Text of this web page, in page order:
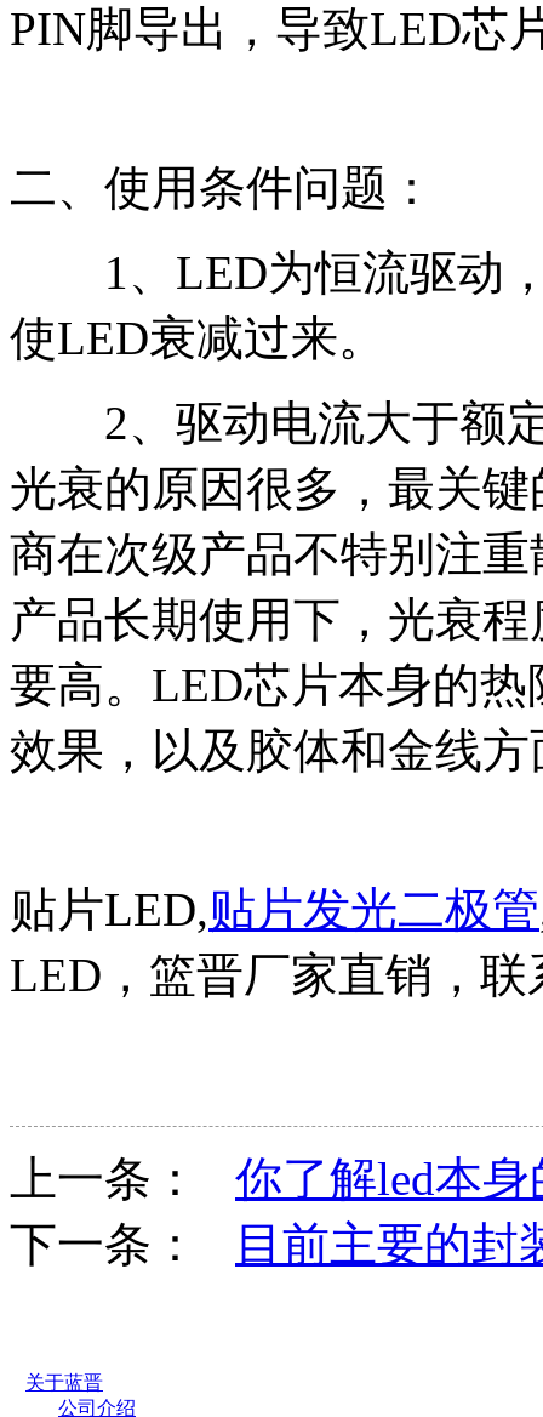
PIN脚导出，导致LED芯
二、使用条件问题：
1、LED为恒流驱动，
使LED衰减过来。
2、驱动电流大于额定
光衰的原因很多，最关
商在次级产品不特别注
产品长期使用下，光衰
要高。LED芯片本身的
效果，以及胶体和金线
贴片LED,贴片发光二极管
LED，篮晋厂家直销，联
上一条： 你了解led本
下一条：
目前主要的封
关于蓝晋
公司介绍